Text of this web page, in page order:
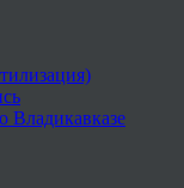
Владикавказе